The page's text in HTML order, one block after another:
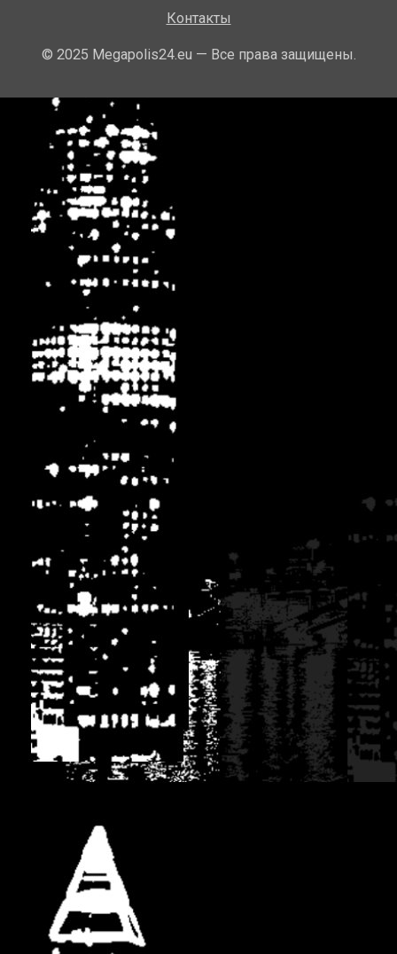
Контакты
© 2025 Megapolis24.eu — Все права защищены.